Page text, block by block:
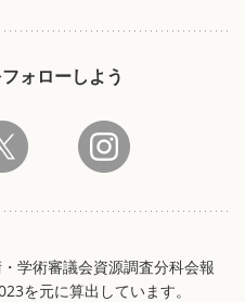
ォローしよう
学術審議会資源調査分科会報
を元に算出しています。